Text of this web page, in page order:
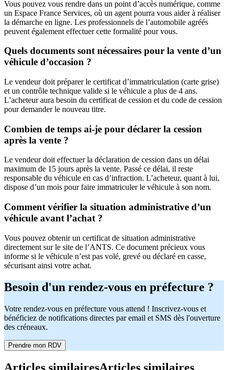
Vous pouvez vous rendre dans un point d’accès numérique, comme
un Espace France Services, où un agent pourra vous aider à réaliser
la démarche en ligne. Les professionnels de l’automobile agréés
peuvent également effectuer cette formalité pour vous.
Quels documents sont nécessaires pour la vente d’un
véhicule d’occasion ?
Le vendeur doit préparer le certificat d’immatriculation (carte grise)
et un contrôle technique valide si le véhicule a plus de 4 ans.
L’acheteur aura besoin du certificat de cession et du code de cession
pour demander le nouveau titre.
Combien de temps ai-je pour déclarer la cession
après la vente ?
Le vendeur doit effectuer la déclaration de cession dans un délai
maximum de 15 jours après la vente. Passé ce délai, il reste
responsable du véhicule en cas d’infraction. L’acheteur, quant à lui,
dispose d’un mois pour faire immatriculer le véhicule à son nom.
Comment vérifier la situation administrative d’un
véhicule avant l’achat ?
Vous pouvez obtenir un certificat de situation administrative
directement sur le site de l’ANTS. Ce document précieux vous
informe si le véhicule n’est pas volé, grevé ou déclaré en casse,
sécurisant ainsi votre achat.
Besoin d'un rendez-vous en préfecture ?
Votre rendez-vous en préfecture vous attend ! Inscrivez-vous et
bénéficiez de notifications directes par email et SMS dès l'ouverture
des créneaux.
Prendre mon RDV
Articles similairesArticles similaires